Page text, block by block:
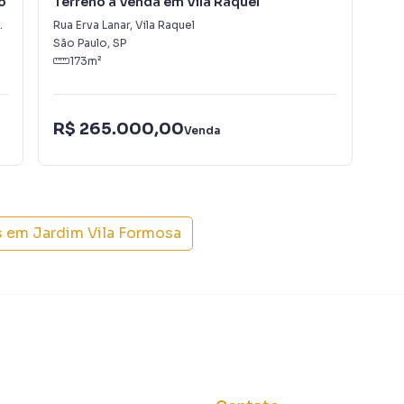
aprovação e execução da construção.
Rua Erva Lanar, Vila Raquel
São Paulo, SP
173m²
R$ 265.000,00Venda
em Jardim Vila Formosa